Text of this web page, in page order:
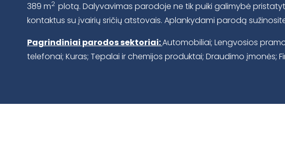
389 m2 plotą. Dalyvavimas parodoje ne tik puiki galimybė
kontaktus su įvairių sričių atstovais. Aplankydami parodą
Pagrindiniai parodos sektoriai:Automobiliai; Lengvosios
telefonai; Kuras; Tepalai ir chemijos produktai; Draudimo įmonės;